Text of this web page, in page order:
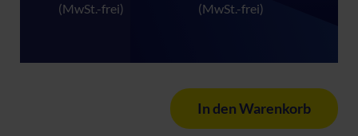
(MwSt.-frei) (MwSt.-frei)
In den Warenkorb